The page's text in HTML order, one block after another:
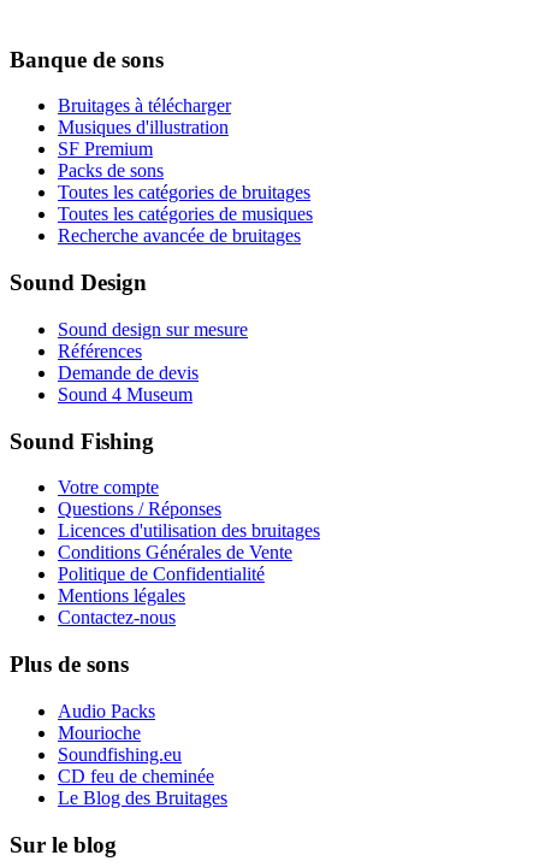
Banque de sons
Bruitages à télécharger
Musiques d'illustration
SF Premium
Packs de sons
Toutes les catégories de bruitages
Toutes les catégories de musiques
Recherche avancée de bruitages
Sound Design
Sound design sur mesure
Références
Demande de devis
Sound 4 Museum
Sound Fishing
Votre compte
Questions / Réponses
Licences d'utilisation des bruitages
Conditions Générales de Vente
Politique de Confidentialité
Mentions légales
Contactez-nous
Plus de sons
Audio Packs
Mourioche
Soundfishing.eu
CD feu de cheminée
Le Blog des Bruitages
Sur le blog